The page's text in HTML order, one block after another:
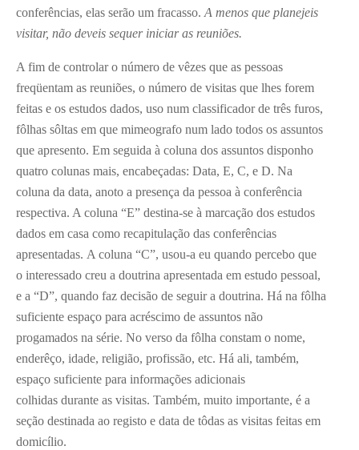
conferências, elas serão um fracasso. A menos que planejeis
visitar, não deveis sequer iniciar as reuniões.
A fim de controlar o número de vêzes que as pessoas
freqüentam as reuniões, o número de visitas que lhes forem
feitas e os estudos dados, uso num classificador de três furos,
fôlhas sôltas em que mimeografo num lado todos os assuntos
que apresento. Em seguida à coluna dos assuntos disponho
quatro colunas mais, encabeçadas: Data, E, C, e D. Na
coluna da data, anoto a presença da pessoa à conferência
respectiva. A coluna “E” destina-se à marcação dos estudos
dados em casa como recapitulação das conferências
apresentadas. A coluna “C”, usou-a eu quando percebo que
o interessado creu a doutrina apresentada em estudo pessoal,
e a “D”, quando faz decisão de seguir a doutrina. Há na fôlha
suficiente espaço para acréscimo de assuntos não
progamados na série. No verso da fôlha constam o nome,
enderêço, idade, religião, profissão, etc. Há ali, também,
espaço suficiente para informações adicionais
colhidas durante as visitas. Também, muito importante, é a
seção destinada ao registo e data de tôdas as visitas feitas em
domicílio.